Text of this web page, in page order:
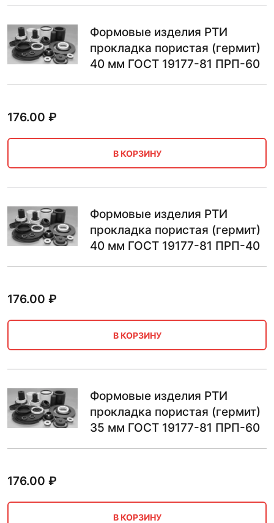
Формовые изделия РТИ
прокладка пористая (гермит)
40 мм ГОСТ 19177-81 ПРП-60
176.00 ₽
В КОРЗИНУ
Формовые изделия РТИ
прокладка пористая (гермит)
40 мм ГОСТ 19177-81 ПРП-40
176.00 ₽
В КОРЗИНУ
Формовые изделия РТИ
прокладка пористая (гермит)
35 мм ГОСТ 19177-81 ПРП-60
176.00 ₽
В КОРЗИНУ